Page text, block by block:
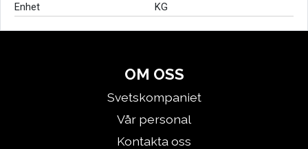
Enhet
KG
OM OSS
Svetskompaniet
Vår personal
Kontakta oss